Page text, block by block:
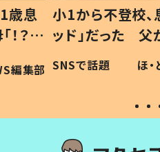
歳息
？」
編集部
小1から不登校、
ッド」だった
作り続ける理
#令和の子
SNSで話題 ほ